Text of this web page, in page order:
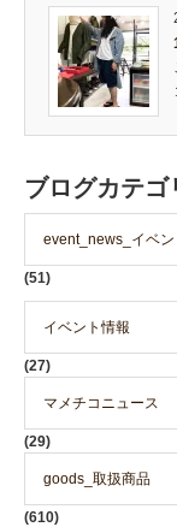
ブログカテゴ
event_news_イベン
(51)
イベント情報
(27)
マメチコニュース
(29)
goods_取扱商品
(610)